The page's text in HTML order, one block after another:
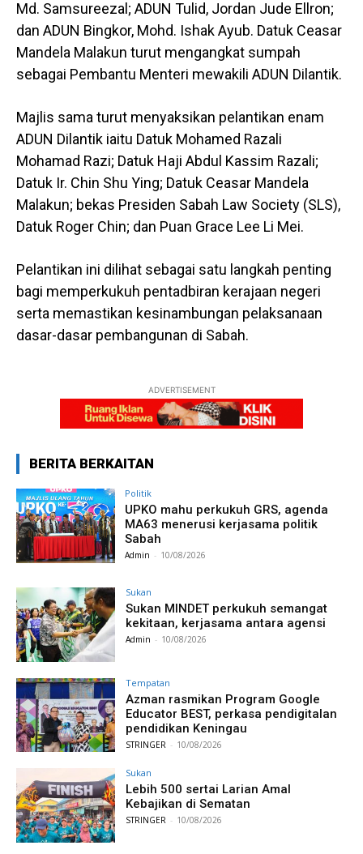
Md. Samsureezal; ADUN Tulid, Jordan Jude Ellron;
dan ADUN Bingkor, Mohd. Ishak Ayub. Datuk Ceasar
Mandela Malakun turut mengangkat sumpah
sebagai Pembantu Menteri mewakili ADUN Dilantik.
Majlis sama turut menyaksikan pelantikan enam
ADUN Dilantik iaitu Datuk Mohamed Razali
Mohamad Razi; Datuk Haji Abdul Kassim Razali;
Datuk Ir. Chin Shu Ying; Datuk Ceasar Mandela
Malakun; bekas Presiden Sabah Law Society (SLS),
Datuk Roger Chin; dan Puan Grace Lee Li Mei.
Pelantikan ini dilihat sebagai satu langkah penting
bagi memperkukuh pentadbiran kerajaan negeri
serta memastikan kesinambungan pelaksanaan
dasar-dasar pembangunan di Sabah.
ADVERTISEMENT
BERITA BERKAITAN
Politik
UPKO mahu perkukuh GRS, agenda
MA63 menerusi kerjasama politik
Sabah
Admin - 10/08/2026
Sukan
Sukan MINDET perkukuh semangat
kekitaan, kerjasama antara agensi
Admin - 10/08/2026
Tempatan
Azman rasmikan Program Google
Educator BEST, perkasa pendigitalan
pendidikan Keningau
STRINGER - 10/08/2026
Sukan
Lebih 500 sertai Larian Amal
Kebajikan di Sematan
STRINGER - 10/08/2026